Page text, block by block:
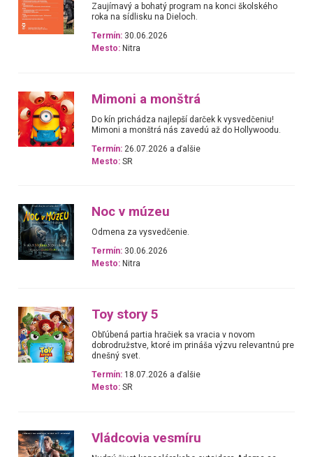
Zaujímavý a bohatý program na konci školského
roka na sídlisku na Dieloch.
Termín: 30.06.2026
Mesto: Nitra
Mimoni a monštrá
Do kín prichádza najlepší darček k vysvedčeniu!
Mimoni a monštrá nás zavedú až do Hollywoodu.
Termín: 26.07.2026 a ďalšie
Mesto: SR
Noc v múzeu
Odmena za vysvedčenie.
Termín: 30.06.2026
Mesto: Nitra
Toy story 5
Obľúbená partia hračiek sa vracia v novom
dobrodružstve, ktoré im prináša výzvu relevantnú pre
dnešný svet.
Termín: 18.07.2026 a ďalšie
Mesto: SR
Vládcovia vesmíru